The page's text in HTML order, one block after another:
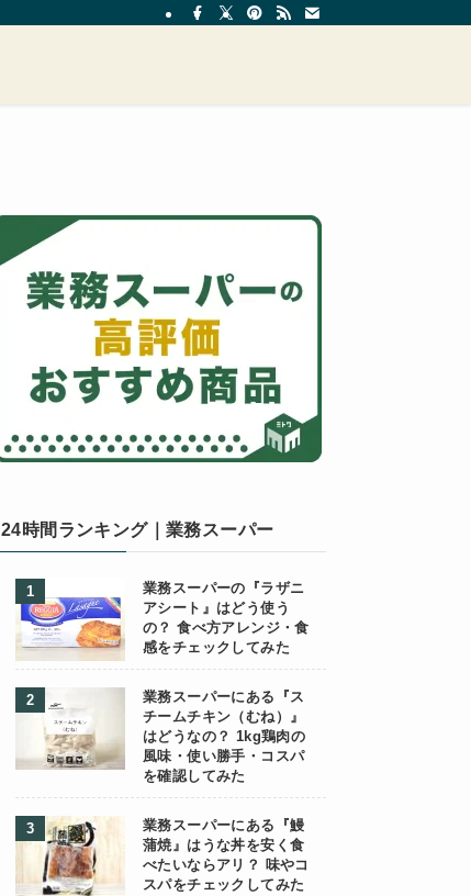
24時間ランキング｜業務スーパー
業務スーパーの『ラザニ
アシート』はどう使う
の？ 食べ方アレンジ・食
感をチェックしてみた
業務スーパーにある『ス
チームチキン（むね）』
はどうなの？ 1kg鶏肉の
風味・使い勝手・コスパ
を確認してみた
業務スーパーにある『鰻
蒲焼』はうな丼を安く食
べたいならアリ？ 味やコ
スパをチェックしてみた